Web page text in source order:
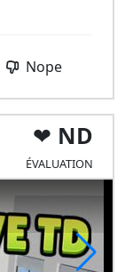
Nope
ND
ÉVALUATION